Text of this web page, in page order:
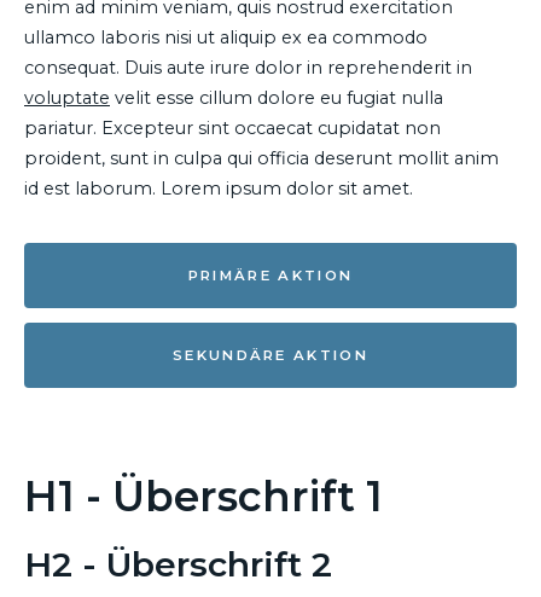
enim ad minim veniam, quis nostrud exercitation
ullamco laboris nisi ut aliquip ex ea commodo
consequat. Duis aute irure dolor in reprehenderit in
voluptate velit esse cillum dolore eu fugiat nulla
pariatur. Excepteur sint occaecat cupidatat non
proident, sunt in culpa qui officia deserunt mollit anim
id est laborum. Lorem ipsum dolor sit amet.
PRIMÄRE AKTION
SEKUNDÄRE AKTION
H1 - Überschrift 1
H2 - Überschrift 2